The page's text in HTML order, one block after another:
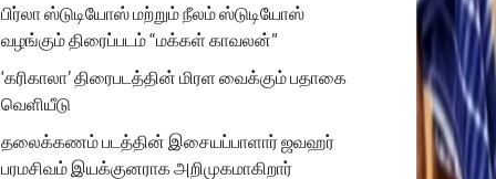
பிர்லா ஸ்டுடியோஸ் மற்றும் நீலம் ஸ்டுடியோஸ்
வழங்கும் திரைப்படம் “மக்கள் காவலன்”
‘கரிகாலா’ திரைபடத்தின் மிரள வைக்கும் பதாகை
வெளியீடு
தலைக்கணம் படத்தின் இசையப்பாளார் ஜவஹர்
பரமசிவம் இயக்குனராக அறிமுகமாகிறார்